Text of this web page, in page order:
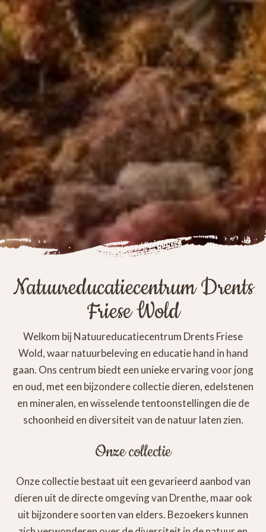
Natuureducatiecentrum Drents
Friese Wold
Welkom bij Natuureducatiecentrum Drents Friese
Wold, waar natuurbeleving en educatie hand in hand
gaan. Ons centrum biedt een unieke ervaring voor jong
en oud, met een bijzondere collectie dieren, edelstenen
en mineralen, en wisselende tentoonstellingen die de
schoonheid en diversiteit van de natuur laten zien.
Onze collectie
Onze collectie bestaat uit een gevarieerd aanbod van
dieren uit de directe omgeving van Drenthe, maar ook
uit bijzondere soorten van elders. Bezoekers kunnen